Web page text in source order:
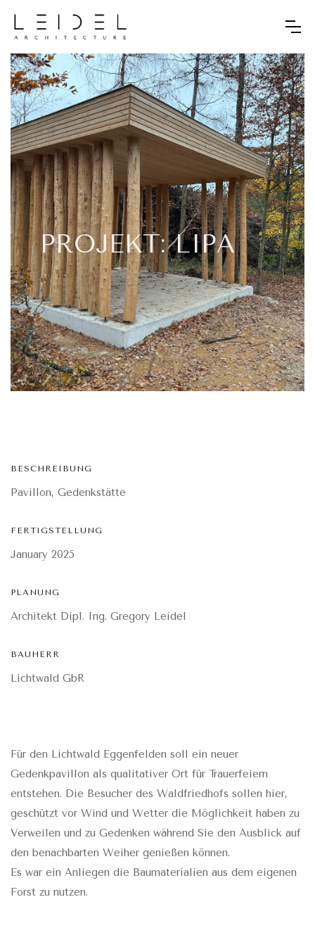
PROJEKT: LIPA
BESCHREIBUNG
Pavillon, Gedenkstätte
FERTIGSTELLUNG
January 2025
PLANUNG
Architekt Dipl. Ing. Gregory Leidel
BAUHERR
Lichtwald GbR
Für den Lichtwald Eggenfelden soll ein neuer
Gedenkpavillon als qualitativer Ort für Trauerfeiern
entstehen. Die Besucher des Waldfriedhofs sollen hier,
geschützt vor Wind und Wetter die Möglichkeit haben zu
Verweilen und zu Gedenken während Sie den Ausblick auf
den benachbarten Weiher genießen können.
Es war ein Anliegen die Baumaterialien aus dem eigenen
Forst zu nutzen.